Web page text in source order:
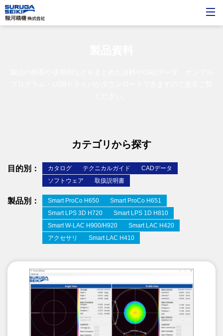
カテゴリから探す
目的別： カタログ テクニカルガイド
CADデータ
ソフトウェア
取扱説明書
製品別： Smart ProCo H650
Smart ProCo H651
Smart LPS 3D H720
Smart LPS 1D H810
Smart W-LAC H900/H920
Smart LAC H420
アクセサリ
Smart LAC H410